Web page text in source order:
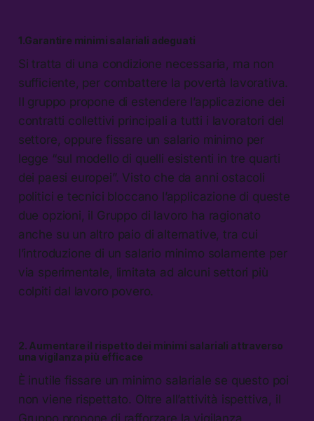
1.Garantire minimi salariali adeguati
Si tratta di una condizione necessaria, ma non
sufficiente, per combattere la povertà lavorativa.
Il gruppo propone di estendere l’applicazione dei
contratti collettivi principali a tutti i lavoratori del
settore, oppure fissare un salario minimo per
legge “sul modello di quelli esistenti in tre quarti
dei paesi europei”. Visto che da anni ostacoli
politici e tecnici bloccano l’applicazione di queste
due opzioni, il Gruppo di lavoro ha ragionato
anche su un altro paio di alternative, tra cui
l’introduzione di un salario minimo solamente per
via sperimentale, limitata ad alcuni settori più
colpiti dal lavoro povero.
2. Aumentare il rispetto dei minimi salariali attraverso
una vigilanza più efficace
È inutile fissare un minimo salariale se questo poi
non viene rispettato. Oltre all’attività ispettiva, il
Gruppo propone di rafforzare la vigilanza